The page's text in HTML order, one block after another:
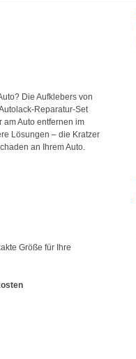
Die Aufklebers von
Reparatur-Set
am Auto entfernen im
Lösungen – die Kratzer
an Ihrem Auto.
Größe für Ihre